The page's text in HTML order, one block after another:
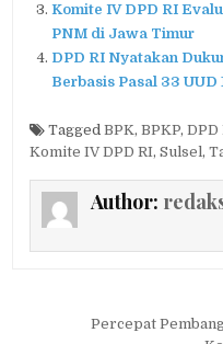
Komite IV DPD RI
PNM di Jawa Timur
DPD RI Nyatakan
Berbasis Pasal 33 UUD
TaggedBPK,BPKP,DPD
Komite IV DPD RI,Sulsel,
Author:
Navigasi
Percepat